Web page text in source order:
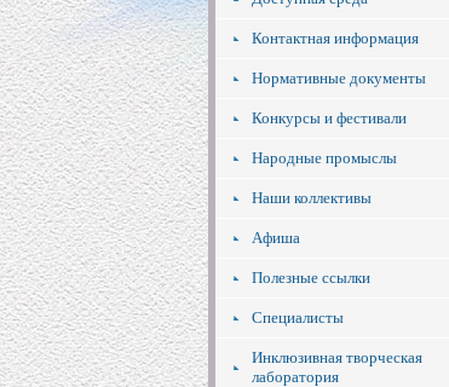
Контактная информация
Нормативные документы
Конкурсы и фестивали
Народные промыслы
Наши коллективы
Афиша
Полезные ссылки
Специалисты
Инклюзивная творческая
лаборатория